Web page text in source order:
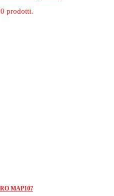
prodotti.
MAP107